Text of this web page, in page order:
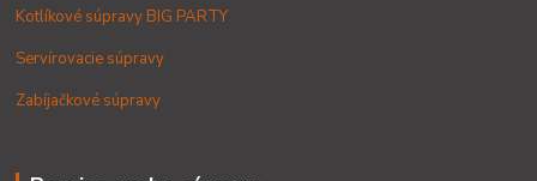
Kotlíkové súpravy BIG PARTY
Servírovacie súpravy
Zabíjačkové súpravy